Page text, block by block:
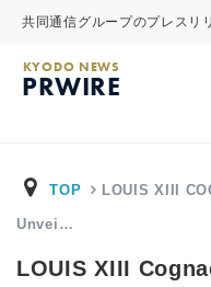
共同通信グループのプレスリ
KYODO NEWS
PRWIRE
TOP LOUIS XIII
Unvei…
LOUIS XIII